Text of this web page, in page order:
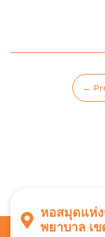
←
หอสมุดแห่
พยาบาล เ